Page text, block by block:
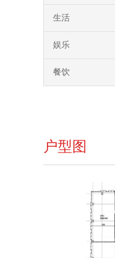
生活
娱乐
餐饮
户型图